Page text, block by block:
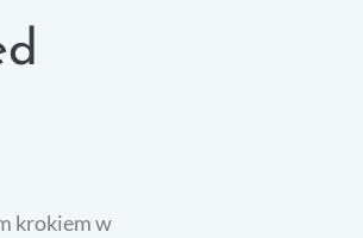
krokiem w